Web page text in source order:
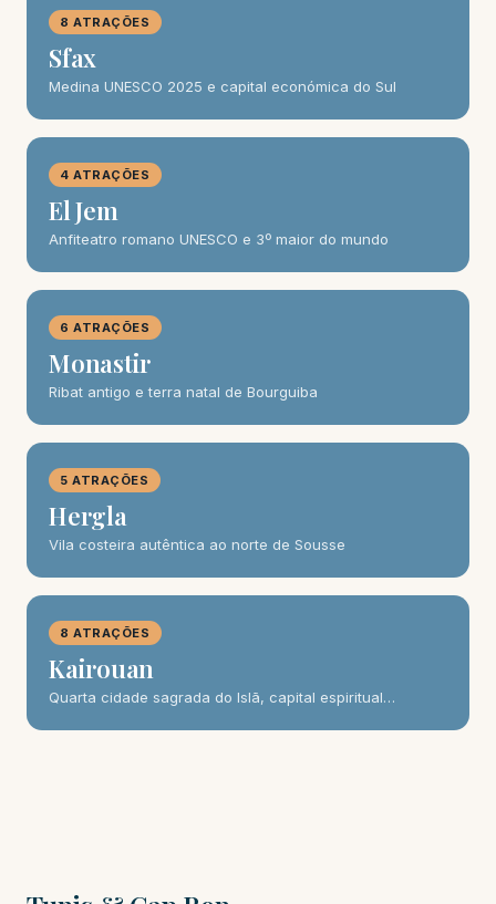
8 ATRAÇÕES
Sfax
Medina UNESCO 2025 e capital económica do Sul
4 ATRAÇÕES
El Jem
Anfiteatro romano UNESCO e 3º maior do mundo
6 ATRAÇÕES
Monastir
Ribat antigo e terra natal de Bourguiba
5 ATRAÇÕES
Hergla
Vila costeira autêntica ao norte de Sousse
8 ATRAÇÕES
Kairouan
Quarta cidade sagrada do Islã, capital espiritual…